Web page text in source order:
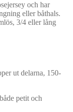
och har
eller båthals.
3/4 eller lång
ut delarna, 150-
petit och